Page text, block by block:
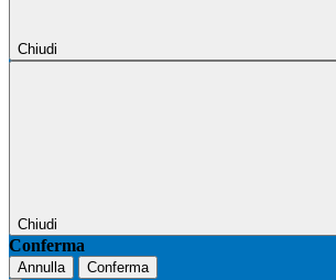
Chiudi
Chiudi
Conferma
Annulla Conferma